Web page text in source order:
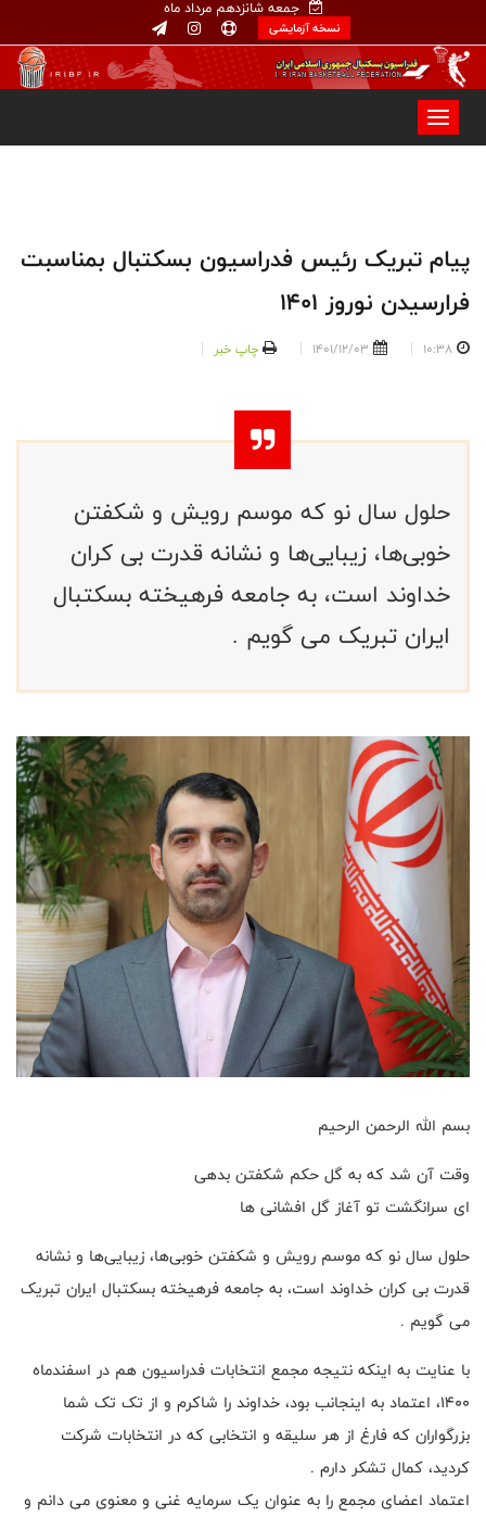
جمعه شانزدهم مرداد ماه
نسخه آزمایشی
پیام تبریک رئیس فدراسیون بسکتبال بمناسبت
فرارسیدن نوروز ۱۴۰۱
10:38
1401/12/03 چاپ خبر
حلول سال نو که موسم رویش و شکفتن
خوبی‌ها، زیبایی‌ها و نشانه قدرت بی کران
خداوند است، به جامعه فرهیخته بسکتبال
ایران تبریک می گویم .
بسم الله الرحمن الرحیم
وقت آن شد که به گل حکم شکفتن بدهی
ای سرانگشت تو آغاز گل افشانی ها
حلول سال نو که موسم رویش و شکفتن خوبی‌ها، زیبایی‌ها و نشانه
قدرت بی کران خداوند است، به جامعه فرهیخته بسکتبال ایران تبریک
می گویم .
با عنایت به اینکه نتیجه مجمع انتخابات فدراسیون هم در اسفندماه
۱۴۰۰، اعتماد به اینجانب بود، خداوند را شاکرم و از تک تک شما
بزرگواران که فارغ از هر سلیقه و انتخابی که در انتخابات شرکت
کردید، کمال تشکر دارم .
اعتماد اعضای مجمع را به عنوان یک سرمایه غنی و معنوی می دانم و